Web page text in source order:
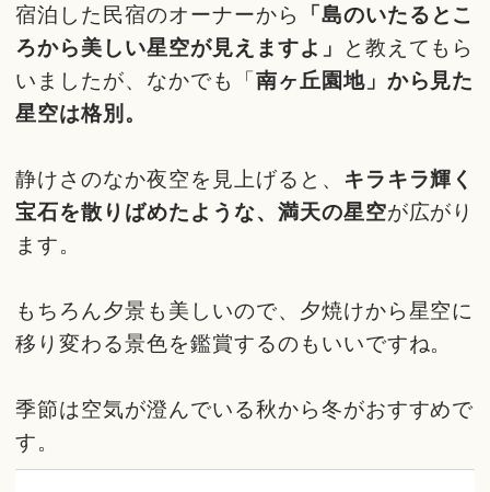
宿泊した民宿のオーナーから
「島のいたるとこ
ろから美しい星空が見えますよ」 と教えてもら
いましたが、なかでも「南ヶ丘園地」から見た
星空は格別。
静けさのなか夜空を見上げると、 キラキラ輝く
宝石を散りばめたような、満天の星空が広がり
ます。
もちろん夕景も美しいので、夕焼けから星空に
移り変わる景色を鑑賞するのもいいですね。
季節は空気が澄んでいる秋から冬がおすすめで
す。